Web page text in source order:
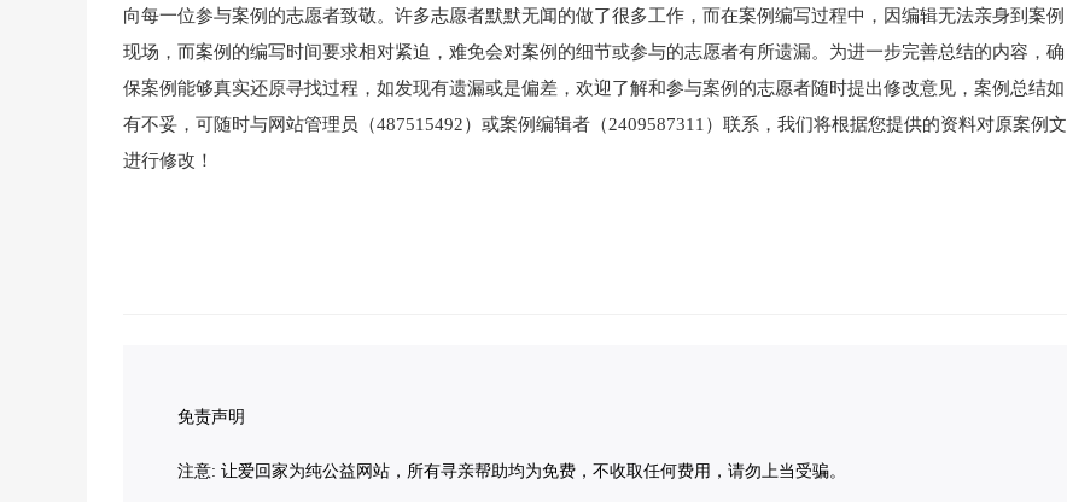
向每一位参与案例的志愿者致敬。许多志愿者默默无闻的做了很多工作，而在案例编写过程中，因编辑无法亲身到案例
现场，而案例的编写时间要求相对紧迫，难免会对案例的细节或参与的志愿者有所遗漏。为进一步完善总结的内容，确
保案例能够真实还原寻找过程，如发现有遗漏或是偏差，欢迎了解和参与案例的志愿者随时提出修改意见，案例总结如
有不妥，可随时与网站管理员（487515492）或案例编辑者（2409587311）联系，我们将根据您提供的资料对原案例文
进行修改！
免责声明
注意: 让爱回家为纯公益网站，所有寻亲帮助均为免费，不收取任何费用，请勿上当受骗。